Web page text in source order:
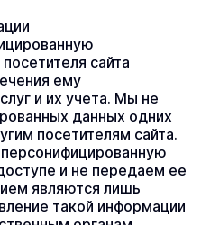
сайта
ему
и их учета. Мы не
данных одних
посетителям сайта.
и не передаем ее
являются лишь
такой информации